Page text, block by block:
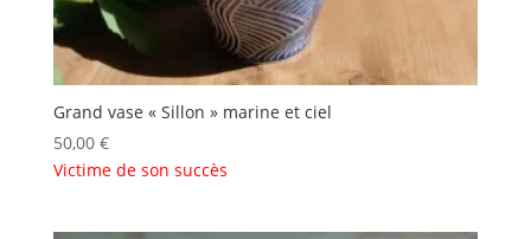
Grand vase « Sillon » marine et ciel
50,00 €
Victime de son succès